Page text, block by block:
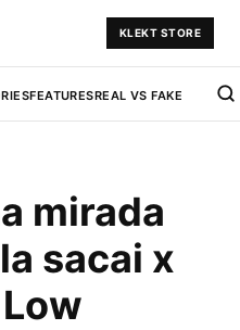
KLEKT STORE
FEATURESREAL VS FAKE
mirada
sacai x